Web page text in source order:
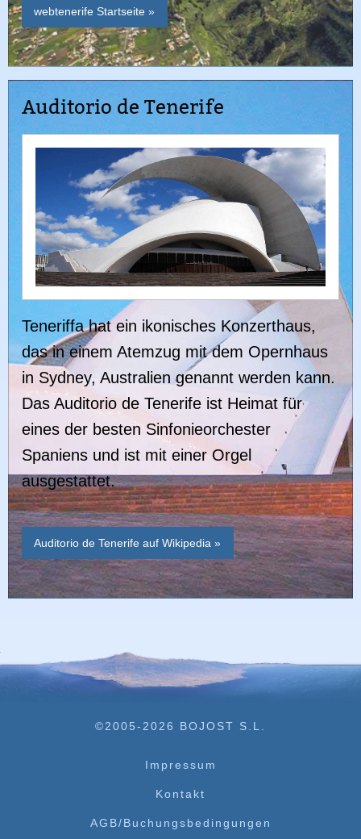
webtenerife Startseite »
Auditorio de Tenerife
Teneriffa hat ein ikonisches Konzerthaus,
das in einem Atemzug mit dem Opernhaus
in Sydney, Australien genannt werden kann.
Das Auditorio de Tenerife ist Heimat für
eines der besten Sinfonieorchester
Spaniens und ist mit einer Orgel
ausgestattet.
Auditorio de Tenerife auf Wikipedia »
©2005-2026 BOJOST S.L.
Impressum
Kontakt
AGB/Buchungsbedingungen